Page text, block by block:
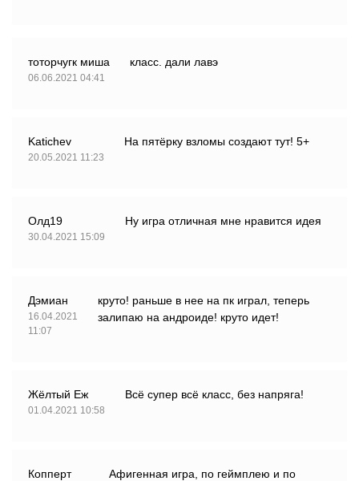
тоторчугк миша
06.06.2021 04:41
класс. дали лавэ
Katichev
20.05.2021 11:23
На пятёрку взломы создают тут! 5+
Олд19
30.04.2021 15:09
Ну игра отличная мне нравится идея
Дэмиан
16.04.2021
11:07
круто! раньше в нее на пк играл, теперь
залипаю на андроиде! круто идет!
Жёлтый Еж
01.04.2021 10:58
Всё супер всё класс, без напряга!
Копперт
Афигенная игра, по геймплею и по